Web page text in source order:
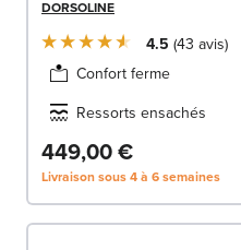
DORSOLINE
4.5 43 avis
Confort ferme
Ressorts ensachés
449,00 €
Livraison sous 4 à 6 semaines